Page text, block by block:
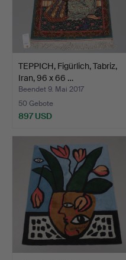
TEPPICH, Figürlich, Tabriz,
Iran, 96 x 66 …
Beendet 9. Mai 2017
50 Gebote
897 USD